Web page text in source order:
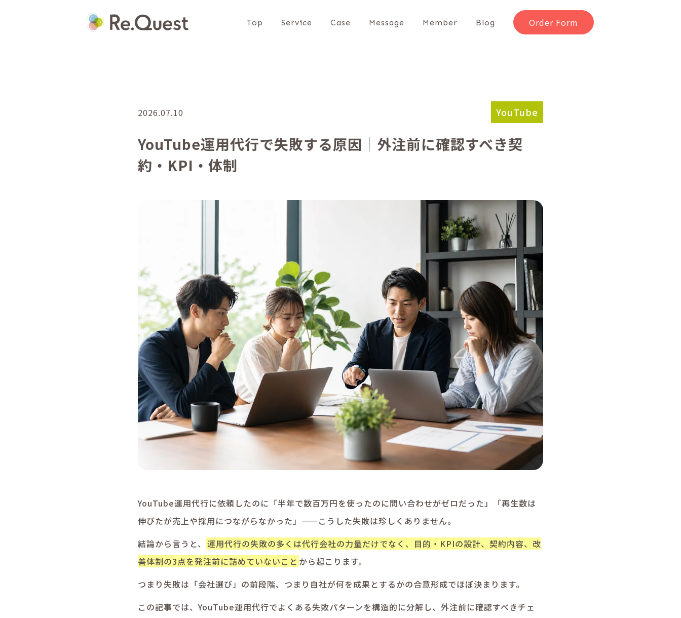
Top Service Case Message Member Blog Order Form
2026.07.10 YouTube
YouTube運用代行で失敗する原因｜外注前に確認すべき契
約・KPI・体制
YouTube運用代行に依頼したのに「半年で数百万円を使ったのに問い合わせがゼロだった」「再生数は
伸びたが売上や採用につながらなかった」——こうした失敗は珍しくありません。
結論から言うと、 運用代行の失敗の多くは代行会社の力量だけでなく、目的・KPIの設計、契約内容、改
善体制の3点を発注前に詰めていないこと から起こります。
つまり失敗は「会社選び」の前段階、つまり自社が何を成果とするかの合意形成でほぼ決まります。
この記事では、YouTube運用代行でよくある失敗パターンを構造的に分解し、外注前に確認すべきチェ